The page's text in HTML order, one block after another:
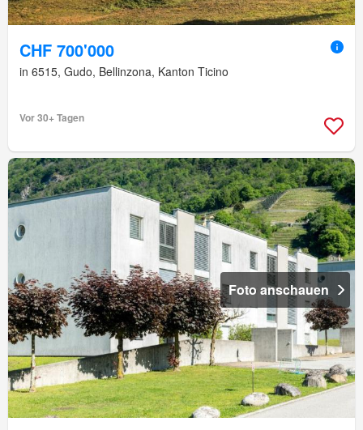
CHF 700'000
in 6515, Gudo, Bellinzona, Kanton Ticino
Vor 30+ Tagen
Foto anschauen